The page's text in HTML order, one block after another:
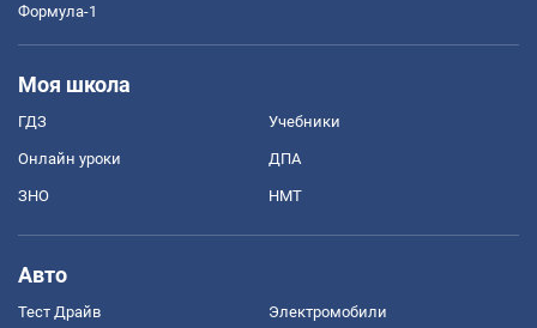
Формула-1
Моя школа
ГДЗ Учебники
Онлайн уроки ДПА
ЗНО НМТ
Авто
Тест Драйв Электромобили